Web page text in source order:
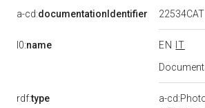
a-cd:documentationIdentifier 22534CAT
l0:name EN
IT
rdf:type
a-